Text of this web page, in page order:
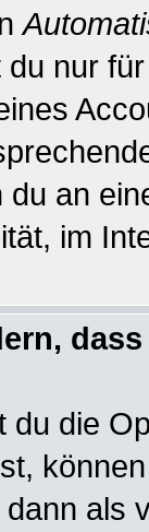
nur
an
im
du die
als